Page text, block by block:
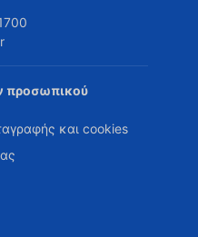
προσωπικού
και cookies